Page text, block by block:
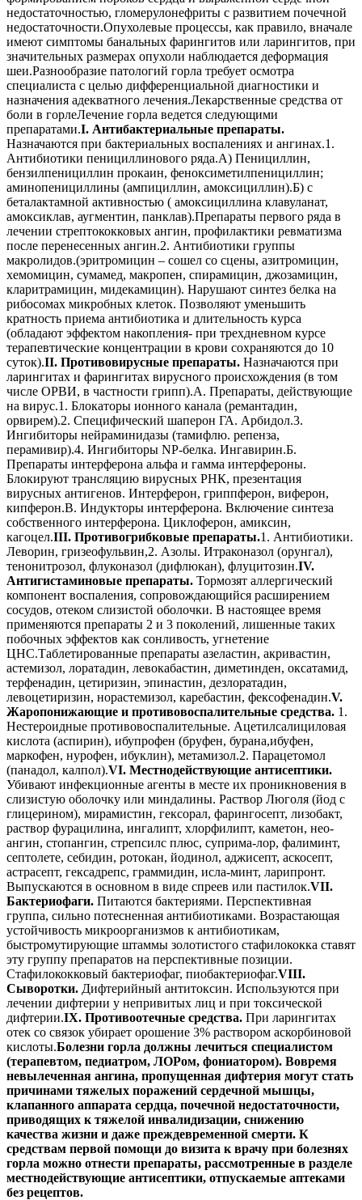
недостаточностью, гломерулонефриты с развитием почечной
недостаточности.Опухолевые процессы, как правило, вначале
имеют симптомы банальных фарингитов или ларингитов, при
значительных размерах опухоли наблюдается деформация
шеи.Разнообразие патологий горла требует осмотра
специалиста с целью дифференциальной диагностики и
назначения адекватного лечения.Лекарственные средства от
боли в горлеЛечение горла ведется следующими
препаратами.I. Антибактериальные препараты.
Назначаются при бактериальных воспалениях и ангинах.1.
Антибиотики пенициллинового ряда.А) Пенициллин,
бензилпенициллин прокаин, феноксиметилпенициллин;
аминопенициллины (ампициллин, амоксициллин).Б) с
беталактамной активностью ( амоксициллина клавуланат,
амоксиклав, аугментин, панклав).Препараты первого ряда в
лечении стрептококковых ангин, профилактики ревматизма
после перенесенных ангин.2. Антибиотики группы
макролидов.(эритромицин – сошел со сцены, азитромицин,
хемомицин, сумамед, макропен, спирамицин, джозамицин,
кларитрамицин, мидекамицин). Нарушают синтез белка на
рибосомах микробных клеток. Позволяют уменьшить
кратность приема антибиотика и длительность курса
(обладают эффектом накопления- при трехдневном курсе
терапевтические концентрации в крови сохраняются до 10
суток).II. Противовирусные препараты. Назначаются при
ларингитах и фарингитах вирусного происхождения (в том
числе ОРВИ, в частности грипп).А. Препараты, действующие
на вирус.1. Блокаторы ионного канала (ремантадин,
орвирем).2. Специфический шаперон ГА. Арбидол.3.
Ингибиторы нейраминидазы (тамифлю. репенза,
перамивир).4. Ингибиторы NP-белка. Ингавирин.Б.
Препараты интерферона альфа и гамма интерфероны.
Блокируют трансляцию вирусных РНК, презентация
вирусных антигенов. Интерферон, гриппферон, виферон,
кипферон.В. Индукторы интерферона. Включение синтеза
собственного интерферона. Циклоферон, амиксин,
кагоцел.III. Противогрибковые препараты.1. Антибиотики.
Леворин, гризеофульвин,2. Азолы. Итраконазол (орунгал),
тенонитрозол, флуконазол (дифлюкан), флуцитозин.IV.
Антигистаминовые препараты. Тормозят аллергический
компонент воспаления, сопровождающийся расширением
сосудов, отеком слизистой оболочки. В настоящее время
применяются препараты 2 и 3 поколений, лишенные таких
побочных эффектов как сонливость, угнетение
ЦНС.Таблетированные препараты азеластин, акривастин,
астемизол, лоратадин, левокабастин, диметинден, оксатамид,
терфенадин, цетиризин, эпинастин, дезлоратадин,
левоцетиризин, норастемизол, каребастин, фексофенадин.V.
Жаропонижающие и противовоспалительные средства. 1.
Нестероидные противовоспалительные. Ацетилсалициловая
кислота (аспирин), ибупрофен (бруфен, бурана,ибуфен,
маркофен, нурофен, ибуклин), метамизол.2. Парацетомол
(панадол, калпол).VI. Местнодействующие антисептики.
Убивают инфекционные агенты в месте их проникновения в
слизистую оболочку или миндалины. Раствор Люголя (йод с
глицерином), мирамистин, гексорал, фарингосепт, лизобакт,
раствор фурацилина, ингалипт, хлорфилипт, каметон, нео-
ангин, стопангин, стрепсилс плюс, суприма-лор, фалиминт,
септолете, себидин, ротокан, йодинол, аджисепт, аскосепт,
астрасепт, гексадрепс, граммидин, исла-минт, ларипронт.
Выпускаются в основном в виде спреев или пастилок.VII.
Бактериофаги. Питаются бактериями. Перспективная
группа, сильно потесненная антибиотиками. Возрастающая
устойчивость микроорганизмов к антибиотикам,
быстромутирующие штаммы золотистого стафилококка ставят
эту группу препаратов на перспективные позиции.
Стафилококковый бактериофаг, пиобактериофаг.VIII.
Сыворотки. Дифтерийный антитоксин. Используются при
лечении дифтерии у непривитых лиц и при токсической
дифтерии.IX. Противоотечные средства. При ларингитах
отек со связок убирает орошение 3% раствором аскорбиновой
кислоты.Болезни горла должны лечиться специалистом
(терапевтом, педиатром, ЛОРом, фониатором). Вовремя
невылеченная ангина, пропущенная дифтерия могут стать
причинами тяжелых поражений сердечной мышцы,
клапанного аппарата сердца, почечной недостаточности,
приводящих к тяжелой инвалидизации, снижению
качества жизни и даже преждевременной смерти. К
средствам первой помощи до визита к врачу при болезнях
горла можно отнести препараты, рассмотренные в разделе
местнодействующие антисептики, отпускаемые аптеками
без рецептов.